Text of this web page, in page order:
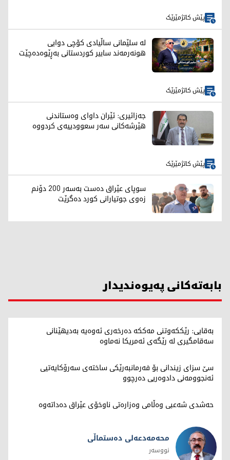
پێش کاتژمێرێک
لە سلێمانی ساڵیادی کۆچی دوایی
هونەرمەند سابیر کوردستانی بەڕێوەدەچێت
پێش کاتژمێرێک
جەزائیری: ئێران داوای وەستاندنی
هێرشەکانی سەر سعوودییەی کردووە
پێش کاتژمێرێک
سوپای عێراق دەست بەسەر 200 دۆنم
زەوی جوتیارانی کورد دەگرێت
بابەتەکانی پەیوەندیدار
بەقایی: رێککەوتنی مەککە دەرخەری ئەوەیە بەدیهێنانی
سەقامگیری لە رێگەی ئەمریکا نەماوە
سێ سزای زیندانی بۆ فەرمانبەرێکی ساختەی سەرۆکایەتیی
ئەنجوومەنی دادوەریی دەرچوو
حەشدی شەعبی وەڵامی وەزارەتی ناوخۆی عێراق دەداتەوە
محەمەدعەلی دەستماڵی
نووسەر